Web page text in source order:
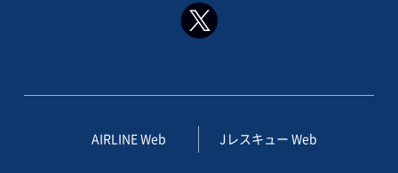
AIRLINE Web Jレスキュー Web